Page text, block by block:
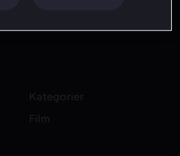
Kategorier
Film